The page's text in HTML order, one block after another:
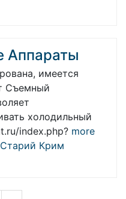
Аппараты
имеется
Съемный
холодильный
index.php? more
Старий Крим